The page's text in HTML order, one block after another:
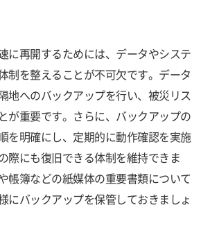
に再開するためには、データやシステ
制を整えることが不可欠です。データ
地へのバックアップを行い、被災リス
が重要です。さらに、バックアップの
を明確にし、定期的に動作確認を実施
際にも復旧できる体制を維持できま
帳簿などの紙媒体の重要書類について
にバックアップを保管しておきましょ